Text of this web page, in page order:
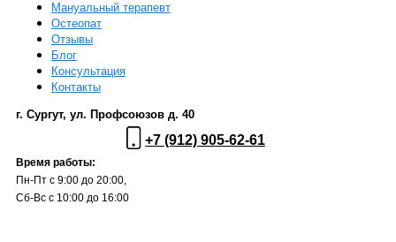
Мануальный терапевт
Остеопат
Отзывы
Блог
Консультация
Контакты
г. Сургут, ул. Профсоюзов д. 40
+7 (912) 905-62-61
Время работы:
Пн-Пт с 9:00 до 20:00,
Сб-Вс с 10:00 до 16:00